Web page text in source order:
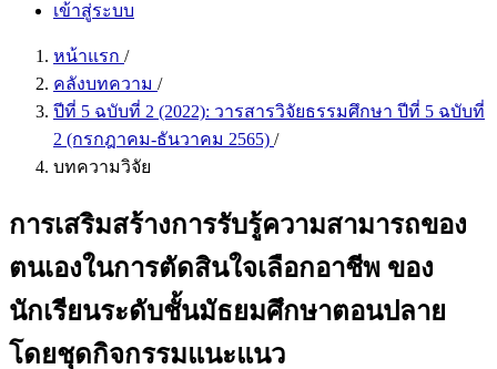
เข้าสู่ระบบ
หน้าแรก /
คลังบทความ /
ปีที่ 5 ฉบับที่ 2 (2022): วารสารวิจัยธรรมศึกษา ปีที่ 5 ฉบับที่
2 (กรกฎาคม-ธันวาคม 2565) /
บทความวิจัย
การเสริมสร้างการรับรู้ความสามารถของ
ตนเองในการตัดสินใจเลือกอาชีพ ของ
นักเรียนระดับชั้นมัธยมศึกษาตอนปลาย
โดยชุดกิจกรรมแนะแนว